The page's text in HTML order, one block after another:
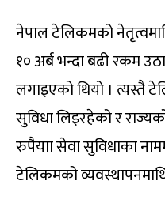
नेपाल टेलिकमको
१० अर्ब भन्दा बढी रकम
लगाइएको थियो । त्यस्तै
सुविधा लिइरहेको र
रुपैयाा सेवा सुविधाका
टेलिकमको